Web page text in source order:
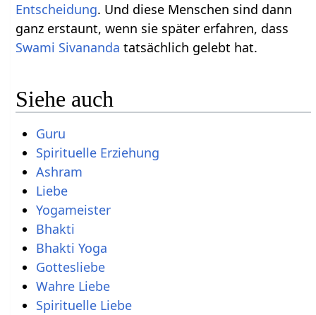
Entscheidung. Und diese Menschen sind dann
ganz erstaunt, wenn sie später erfahren, dass
Swami Sivananda tatsächlich gelebt hat.
Siehe auch
Guru
Spirituelle Erziehung
Ashram
Liebe
Yogameister
Bhakti
Bhakti Yoga
Gottesliebe
Wahre Liebe
Spirituelle Liebe